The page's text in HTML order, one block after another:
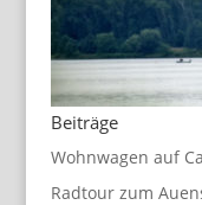
Beiträge
Wohnwagen auf
Radtour zum